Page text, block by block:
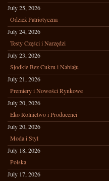
July 25, 2026
Odzież Patriotyczna
July 24, 2026
Testy Części i Narzędzi
July 23, 2026
Słodkie Bez Cukru i Nabiału
July 21, 2026
Premiery i Nowości Rynkowe
July 20, 2026
Eko Rolnictwo i Producenci
July 20, 2026
Moda i Styl
July 18, 2026
Polska
July 17, 2026